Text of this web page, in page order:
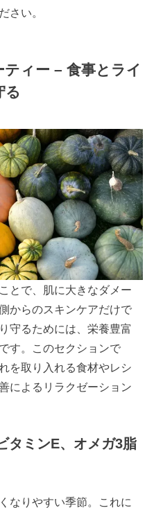
さい。
ィー – 食事とライ
る
とで、肌に大きなダメー
からのスキンケアだけで
守るためには、栄養豊富
す。このセクションで
を取り入れる食材やレシ
によるリラクゼーション
タミンE、オメガ3脂
なりやすい季節。これに